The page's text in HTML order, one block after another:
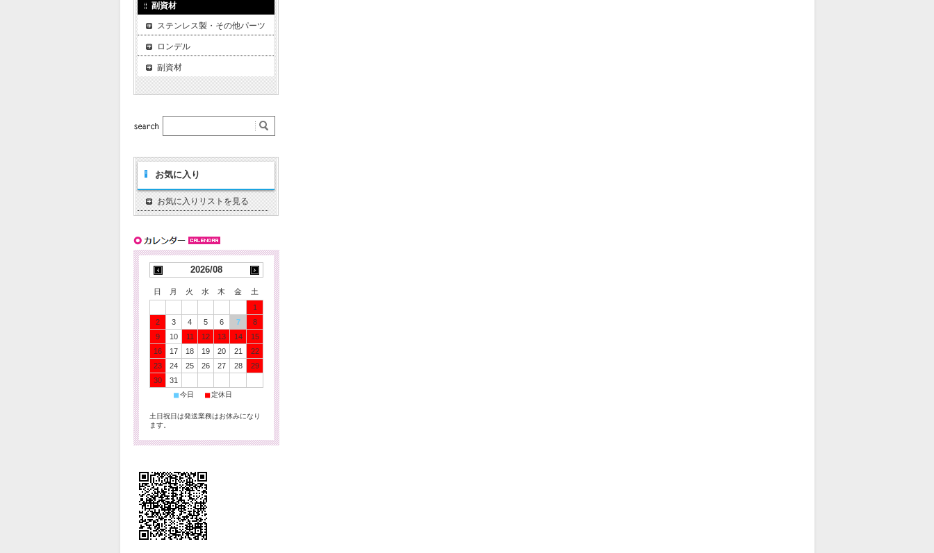
副資材
ステンレス製・その他パーツ
ロンデル
副資材
お気に入り
お気に入りリストを見る
2026/08
日 月 火 水 木 金
土
1
2
3 4 5 6 7
8
9
10 11 12 13 14
15
16
17 18 19 20 21
22
23
24 25 26 27 28
29
30
31
■今日 ■定休日
土日祝日は発送業務はお休みになり
ます。